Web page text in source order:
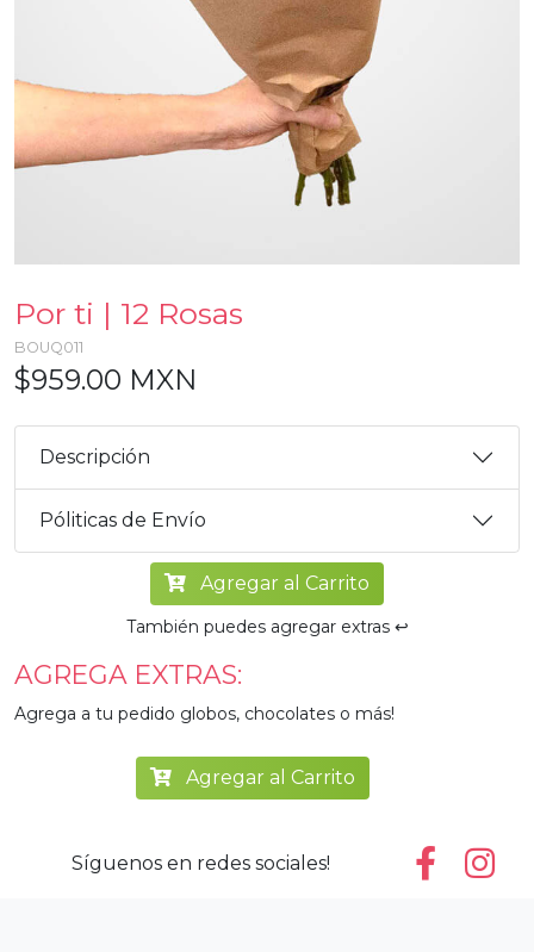
Por ti | 12 Rosas
BOUQ011
$959.00 MXN
Descripción
Póliticas de Envío
Agregar al Carrito
También puedes agregar extras ↩️
AGREGA EXTRAS:
Agrega a tu pedido globos, chocolates o más!
Agregar al Carrito
Síguenos en redes sociales!